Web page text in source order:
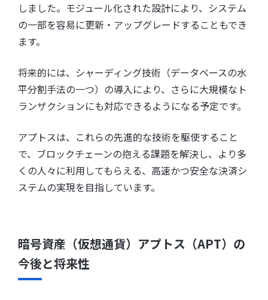
しました。モジュール化された設計により、システム
の一部を容易に更新・アップグレードすることもでき
ます。
将来的には、シャーディング技術（データベースの水
平分割手法の一つ）の導入により、さらに大規模なト
ランザクションにも対応できるようになる予定です。
アプトスは、これらの先進的な技術を駆使すること
で、ブロックチェーンの抱える課題を解決し、より多
くの人々に利用してもらえる、高速かつ安全な決済シ
ステムの実現を目指しています。
暗号資産（仮想通貨）アプトス（APT）の
今後と将来性